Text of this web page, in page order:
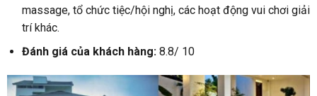
massage, tổ chức tiệc/hội nghị, các hoạt động vui chơi giải
trí khác.
Đánh giá của khách hàng:8.8/ 10